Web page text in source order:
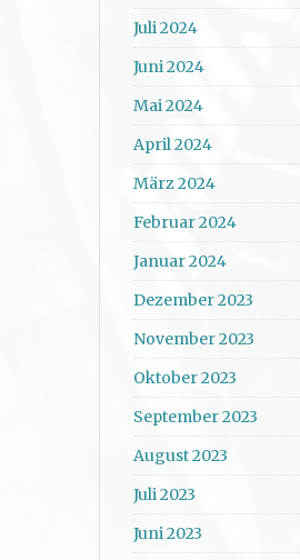
Juli 2024
Juni 2024
Mai 2024
April 2024
März 2024
Februar 2024
Januar 2024
Dezember 2023
November 2023
Oktober 2023
September 2023
August 2023
Juli 2023
Juni 2023